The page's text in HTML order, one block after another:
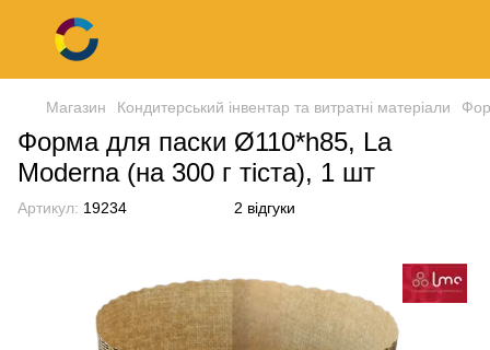
Магазин Кондитерський інвентар та витратні матеріали
Форма для паски Ø110*h85, La
Moderna (на 300 г тіста), 1 шт
Артикул: 19234 2 відгуки